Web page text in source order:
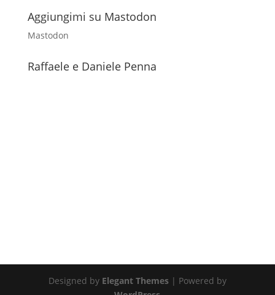
Aggiungimi su Mastodon
Mastodon
Raffaele e Daniele Penna
Designed by Elegant Themes| Powered by